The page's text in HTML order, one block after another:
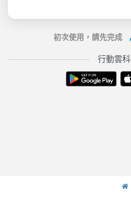
初次使用，請先完成
行動雲科